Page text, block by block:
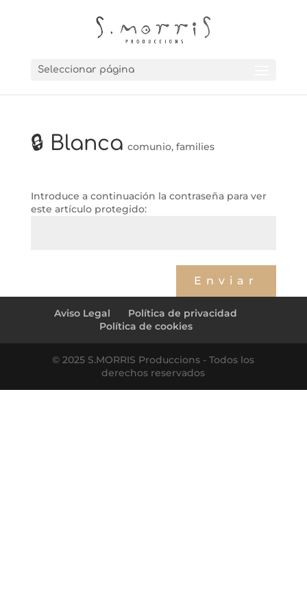
Seleccionar página
🔒 Blanca comunio, families
Introduce a continuación la contraseña para ver
este artículo protegido:
Enviar
Aviso Legal
Política de privacidad
Política de cookies
© 2025 S.MORRIS Produccions - Todos los
derechos reservados